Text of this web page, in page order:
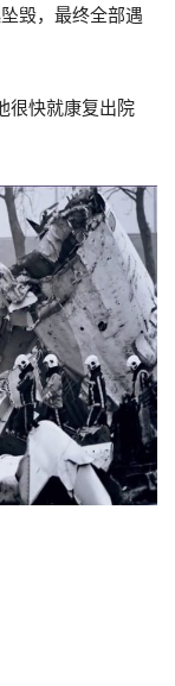
毁，最终全部遇
很快就康复出院